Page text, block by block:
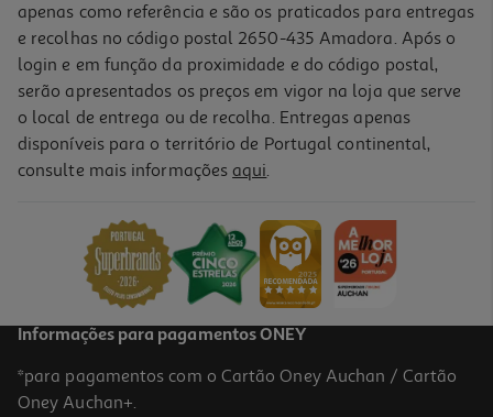
apenas como referência e são os praticados para entregas
e recolhas no código postal 2650-435 Amadora. Após o
login e em função da proximidade e do código postal,
serão apresentados os preços em vigor na loja que serve
o local de entrega ou de recolha. Entregas apenas
disponíveis para o território de Portugal continental,
consulte mais informações aqui.
Informações para pagamentos ONEY
*para pagamentos com o Cartão Oney Auchan / Cartão
Oney Auchan+.